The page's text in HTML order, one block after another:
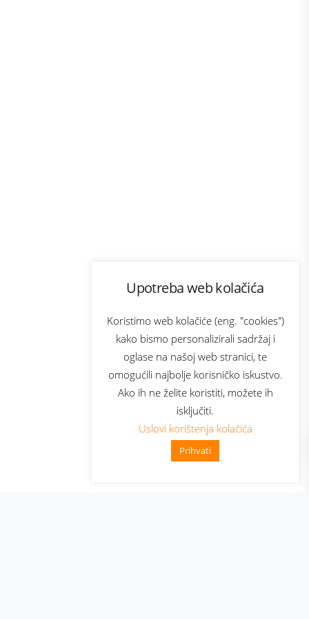
Upotreba web kolačića
Koristimo web kolačiće (eng. "cookies")
kako bismo personalizirali sadržaj i
oglase na našoj web stranici, te
omogućili najbolje korisničko iskustvo.
Ako ih ne želite koristiti, možete ih
isključiti.
Uslovi korištenja kolačića
Prihvati
👋 Zdravo, kako mogu pomoći
Bonus plus
Prijava za newsletter